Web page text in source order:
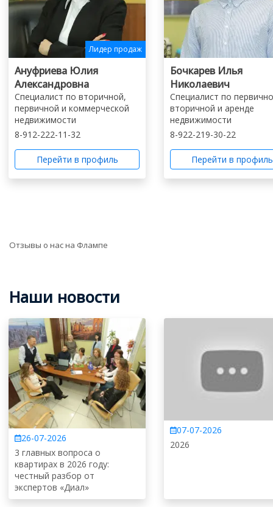
Лидер продаж
Ануфриева Юлия
Александровна
Специалист по вторичной,
первичной и коммерческой
недвижимости
8-912-222-11-32
Перейти в профиль
Бочкарев Илья
Николаевич
Специалист по
вторичной и аренде
недвижимости
8-922-219-30-22
Перейти в профиль
Отзывы о нас на Флампе
Наши новости
26-07-2026
3 главных вопроса о
квартирах в 2026 году:
честный разбор от
экспертов «Диал»
07-07-2026
2026